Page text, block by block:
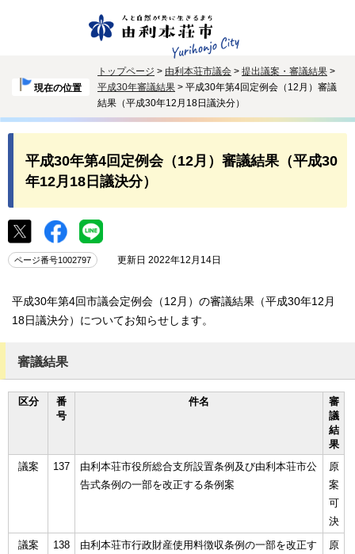
現在の位置
トップページ > 由利本荘市議会 > 提出議案・審議結果 >
平成30年審議結果 > 平成30年第4回定例会（12月）審議
結果（平成30年12月18日議決分）
平成30年第4回定例会（12月）審議結果（平成30
年12月18日議決分）
ページ番号1002797 更新日 2022年12月14日
平成30年第4回市議会定例会（12月）の審議結果（平成30年12月
18日議決分）についてお知らせします。
審議結果
区分
番
号
件名
審
議
結
果
議案
137
由利本荘市役所総合支所設置条例及び由利本荘市公
告式条例の一部を改正する条例案
原
案
可
決
議案
138
由利本荘市行政財産使用料徴収条例の一部を改正す
原